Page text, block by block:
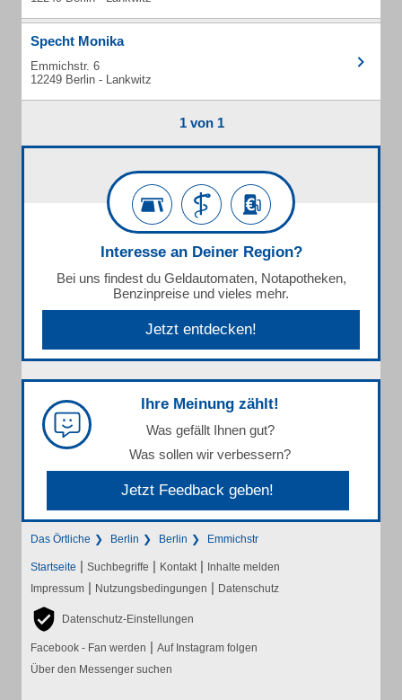
Specht Monika
Emmichstr. 6
12249 Berlin - Lankwitz
1 von 1
Interesse an Deiner Region?
Bei uns findest du Geldautomaten, Notapotheken,
Benzinpreise und vieles mehr.
Jetzt entdecken!
Ihre Meinung zählt!
Was gefällt Ihnen gut?
Was sollen wir verbessern?
Jetzt Feedback geben!
Das Örtliche Berlin Berlin Emmichstr
Startseite | Suchbegriffe | Kontakt | Inhalte melden
Impressum | Nutzungsbedingungen | Datenschutz
Datenschutz-Einstellungen
Facebook - Fan werden | Auf Instagram folgen
Über den Messenger suchen